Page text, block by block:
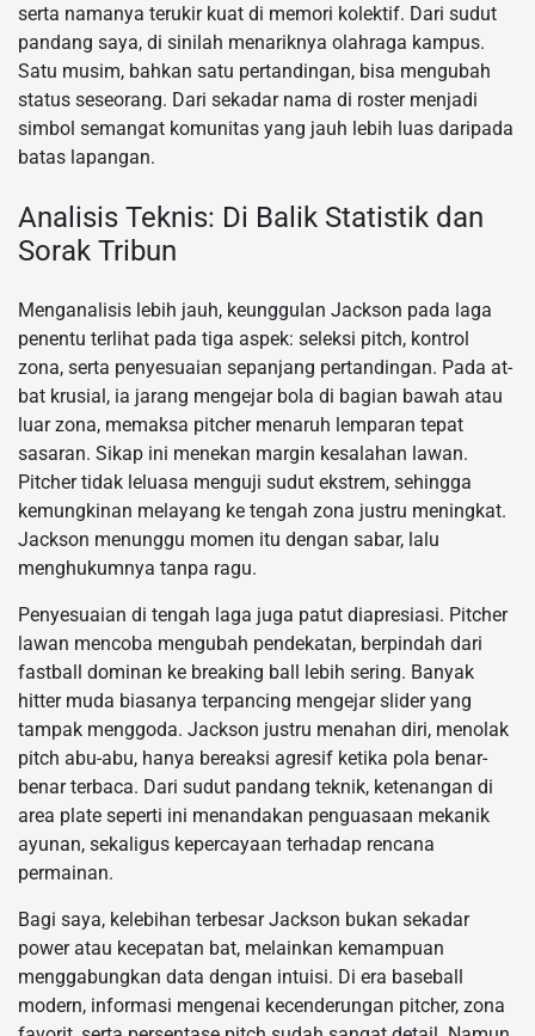
serta namanya terukir kuat di memori kolektif. Dari sudut
pandang saya, di sinilah menariknya olahraga kampus.
Satu musim, bahkan satu pertandingan, bisa mengubah
status seseorang. Dari sekadar nama di roster menjadi
simbol semangat komunitas yang jauh lebih luas daripada
batas lapangan.
Analisis Teknis: Di Balik Statistik dan
Sorak Tribun
Menganalisis lebih jauh, keunggulan Jackson pada laga
penentu terlihat pada tiga aspek: seleksi pitch, kontrol
zona, serta penyesuaian sepanjang pertandingan. Pada at-
bat krusial, ia jarang mengejar bola di bagian bawah atau
luar zona, memaksa pitcher menaruh lemparan tepat
sasaran. Sikap ini menekan margin kesalahan lawan.
Pitcher tidak leluasa menguji sudut ekstrem, sehingga
kemungkinan melayang ke tengah zona justru meningkat.
Jackson menunggu momen itu dengan sabar, lalu
menghukumnya tanpa ragu.
Penyesuaian di tengah laga juga patut diapresiasi. Pitcher
lawan mencoba mengubah pendekatan, berpindah dari
fastball dominan ke breaking ball lebih sering. Banyak
hitter muda biasanya terpancing mengejar slider yang
tampak menggoda. Jackson justru menahan diri, menolak
pitch abu-abu, hanya bereaksi agresif ketika pola benar-
benar terbaca. Dari sudut pandang teknik, ketenangan di
area plate seperti ini menandakan penguasaan mekanik
ayunan, sekaligus kepercayaan terhadap rencana
permainan.
Bagi saya, kelebihan terbesar Jackson bukan sekadar
power atau kecepatan bat, melainkan kemampuan
menggabungkan data dengan intuisi. Di era baseball
modern, informasi mengenai kecenderungan pitcher, zona